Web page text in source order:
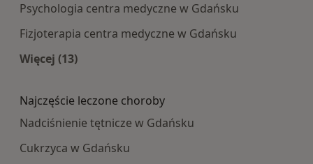
Psychologia centra medyczne w Gdańsku
Fizjoterapia centra medyczne w Gdańsku
Więcej (13)
Najczęście leczone choroby
Nadciśnienie tętnicze w Gdańsku
Cukrzyca w Gdańsku